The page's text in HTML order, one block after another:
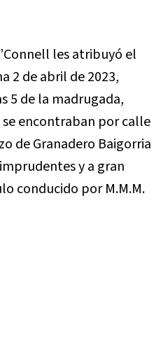
les atribuyó el
2 de abril de 2023,
5 de la madrugada,
encontraban por calle
de Granadero Baigorria
y a gran
conducido por M.M.M.